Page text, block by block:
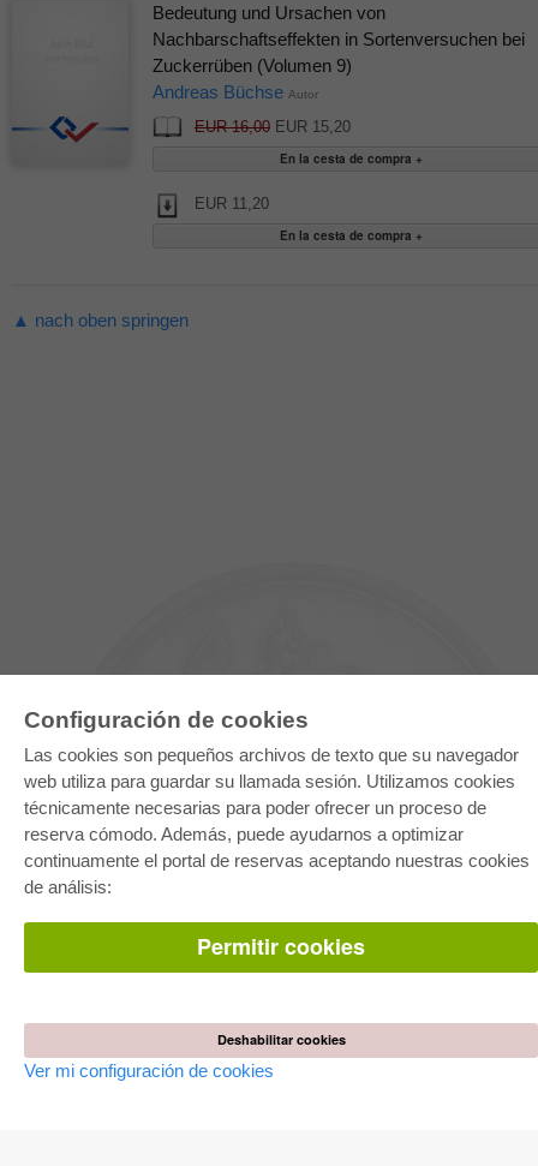
Configuración de cookies
Las cookies son pequeños archivos de texto que su navegador
web utiliza para guardar su llamada sesión. Utilizamos cookies
técnicamente necesarias para poder ofrecer un proceso de
reserva cómodo. Además, puede ayudarnos a optimizar
continuamente el portal de reservas aceptando nuestras cookies
de análisis:
Permitir cookies
Deshabilitar cookies
Ver mi configuración de cookies
Bedeutung und Ursachen von
Nachbarschaftseffekten in Sortenversuchen bei
Zuckerrüben (Volumen 9)
Andreas Büchse Autor
EUR 16,00EUR 15,20
EUR 11,20
▲ nach oben springen
E-COLLECTION
Paquete entero
Paquete de especialidades
Facilitación de E-Books
Preguntas mas frequentes(FAQ)
Condiciones